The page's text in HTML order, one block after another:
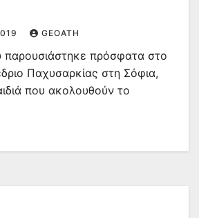
GEOATH
παρουσιάστηκε πρόσφατα στο
Παχυσαρκίας στη Σόφια,
που ακολουθούν το